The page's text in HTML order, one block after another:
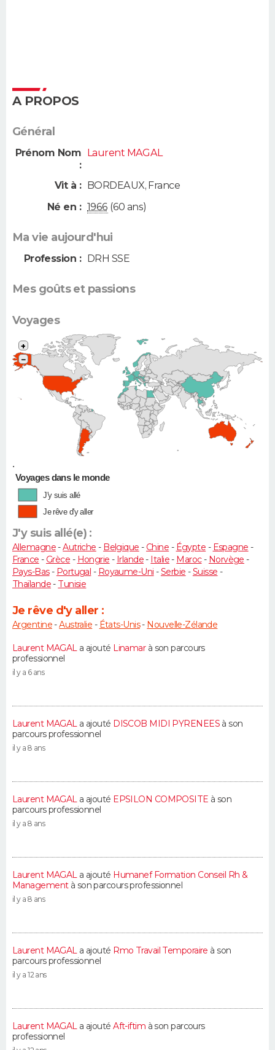
A PROPOS
Général
Prénom Nom
:
Laurent MAGAL
Vit à : BORDEAUX, France
Né en : 1966 (60 ans)
Ma vie aujourd'hui
Profession : DRH SSE
Mes goûts et passions
Voyages
•
+
−
Voyages dans le monde
J'y suis allé
Je rêve d'y aller
J'y suis allé(e) :
Allemagne-Autriche - Belgique - Chine - Égypte - Espagne -
France - Grèce - Hongrie - Irlande- Italie- Maroc- Norvège -
Pays-Bas- Portugal - Royaume-Uni -Serbie -Suisse -
Thaïlande- Tunisie
Je rêve d'y aller :
Argentine-Australie - États-Unis- Nouvelle-Zélande
Laurent MAGALa ajouté Linamarà son parcours
professionnel
il y a 6 ans
Laurent MAGALa ajouté DISCOB MIDI PYRENEESà son
parcours professionnel
il y a 8 ans
Laurent MAGALa ajouté EPSILON COMPOSITE à son
parcours professionnel
il y a 8 ans
Laurent MAGALa ajouté Humanef Formation Conseil Rh &
Managementà son parcours professionnel
il y a 8 ans
Laurent MAGALa ajouté Rmo Travail Temporaire à son
parcours professionnel
il y a 12 ans
Laurent MAGALa ajoutéAft-iftim à son parcours
professionnel